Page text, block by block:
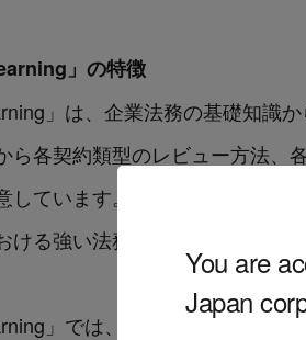
You are
Japan
」の特徴
」は、企業法務の基礎知識
ら各契約類型のレビュー方法、
しています。これにより、法務
ける強い法務組織の構築が可能に
」では、以下の3段階に分